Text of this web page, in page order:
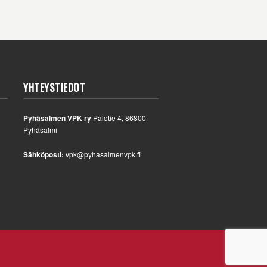
YHTEYSTIEDOT
Pyhäsalmen VPK ry Palotie 4, 86800
Pyhäsalmi
Sähköposti: vpk@pyhasalmenvpk.fi